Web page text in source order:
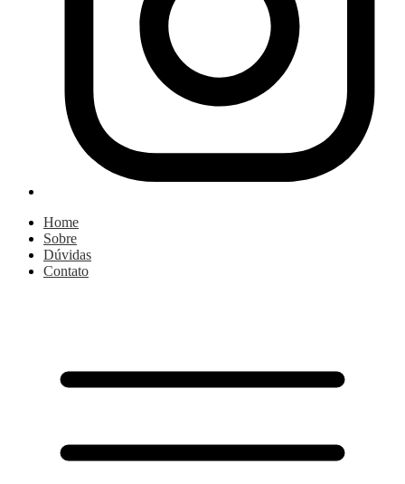
Home
Sobre
Dúvidas
Contato